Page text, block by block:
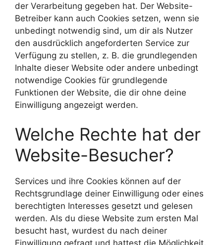
der Verarbeitung gegeben hat. Der Website-
Betreiber kann auch Cookies setzen, wenn sie
unbedingt notwendig sind, um dir als Nutzer
den ausdrücklich angeforderten Service zur
Verfügung zu stellen, z. B. die grundlegenden
Inhalte dieser Website oder andere unbedingt
notwendige Cookies für grundlegende
Funktionen der Website, die dir ohne deine
Einwilligung angezeigt werden.
Welche Rechte hat der
Website-Besucher?
Services und ihre Cookies können auf der
Rechtsgrundlage deiner Einwilligung oder eines
berechtigten Interesses gesetzt und gelesen
werden. Als du diese Website zum ersten Mal
besucht hast, wurdest du nach deiner